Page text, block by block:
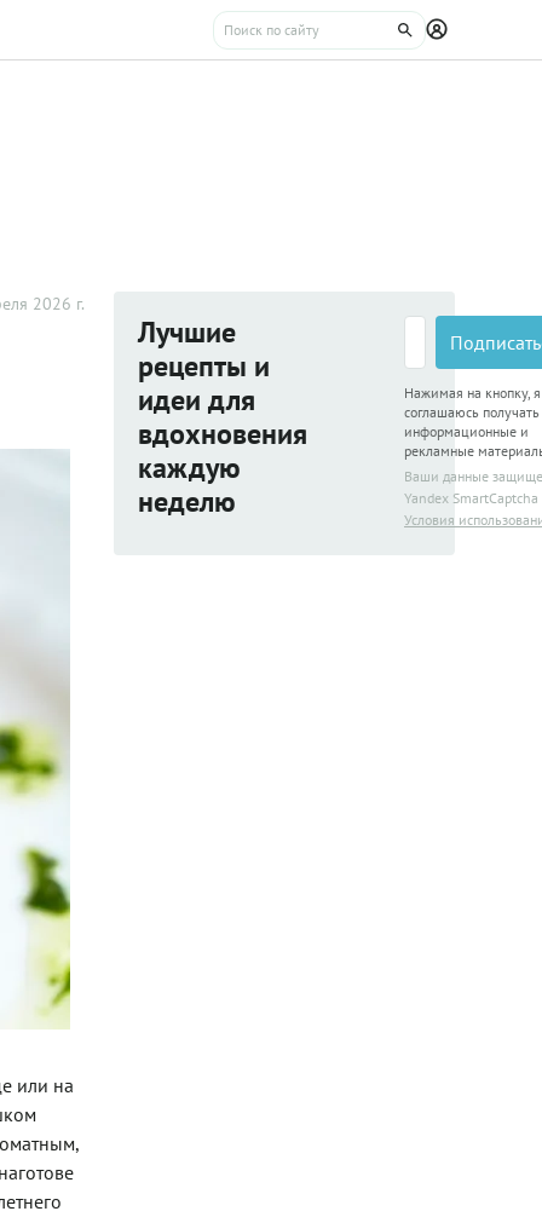
2026 г.
или на
Лучшие
рецепты и
идеи для
вдохновения
каждую
неделю
Нажимая на кнопку, я
соглашаюсь получать
информационные и
рекламные
Ваши данные
Yandex SmartCaptcha
Условия